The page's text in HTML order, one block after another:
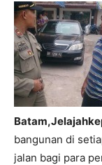
bangunan di
jalan bagi para